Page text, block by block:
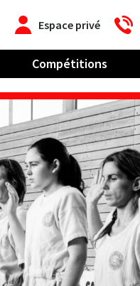
Espace privé
Compétitions